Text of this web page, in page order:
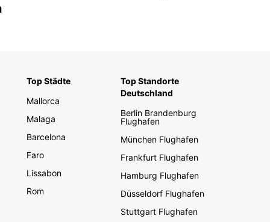
Top Städte
Mallorca
Malaga
Barcelona
Faro
Lissabon
Rom
Top Standorte
Deutschland
Berlin Brandenburg
Flughafen
München Flughafen
Frankfurt Flughafen
Hamburg Flughafen
Düsseldorf Flughafen
Stuttgart Flughafen